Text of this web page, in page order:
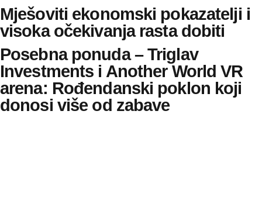
Mješoviti ekonomski pokazatelji i
visoka očekivanja rasta dobiti
Posebna ponuda – Triglav
Investments i Another World VR
arena: Rođendanski poklon koji
donosi više od zabave